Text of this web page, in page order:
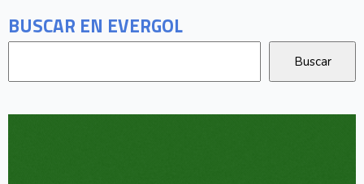
BUSCAR EN EVERGOL